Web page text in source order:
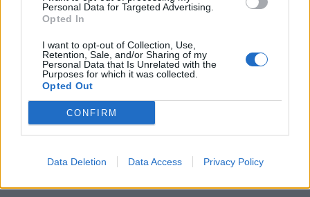
Personal Data for Targeted Advertising.
Opted In
I want to opt-out of Collection, Use,
Retention, Sale, and/or Sharing of my
Personal Data that Is Unrelated with the
Purposes for which it was collected.
Opted Out
CONFIRM
Data Deletion Data Access Privacy Policy